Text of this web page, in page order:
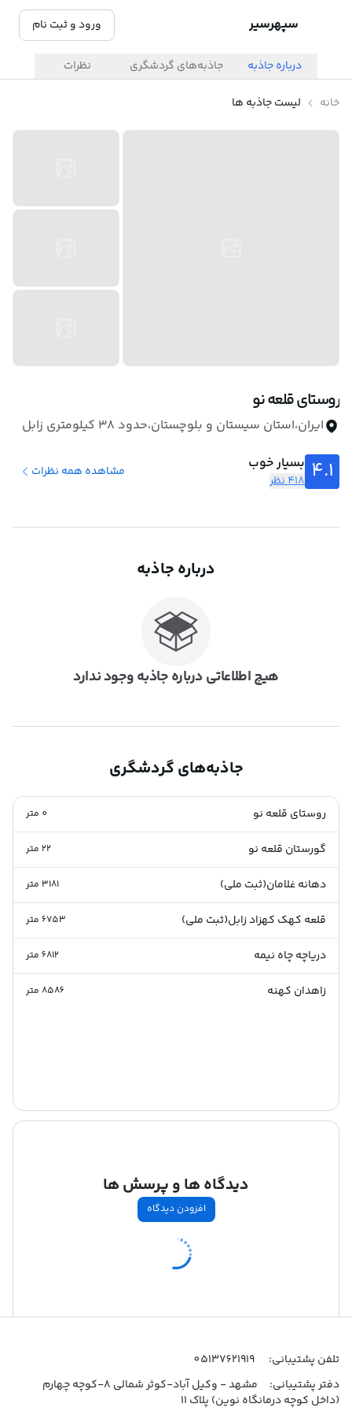
سپهرسیر ورود و ثبت نام
درباره جاذبه جاذبه‌های گردشگری نظرات
خانه لیست جاذبه ها
روستای قلعه نو
ایران،استان سیستان و بلوچستان،حدود ۳۸ کیلومتری زابل
4.1 بسیار خوب
418 نظر
مشاهده همه نظرات
درباره جاذبه
هیچ اطلاعاتی درباره جاذبه وجود ندارد
جاذبه‌های گردشگری
روستای قلعه نو 0 متر
گورستان قلعه نو 22متر
دهانه غلامان(ثبت ملی) 3181متر
قلعه کهک کهزاد زابل(ثبت ملی) 6753متر
دریاچه چاه نیمه 6812متر
زاهدان کهنه 8586متر
دیدگاه ها و پرسش ها
افزودن دیدگاه
اطلاعات تماس
تلفن پشتیبانی:
05137621919
دفتر پشتیبانی:
مشهد - وکیل آباد-کوثر شمالی 8-کوچه چهارم
(داخل کوچه درمانگاه نوین) پلاک 11